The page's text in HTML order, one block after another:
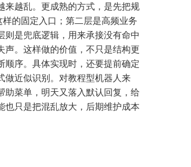
来越乱。更成熟的方式，是先把规
样的固定入口；第二层是高频业务
是兜底逻辑，用来承接没有命中
声。这样做的价值，不只是结构更
顺序。具体实现时，还要提前确定
做近似识别。对教程型机器人来
助菜单，明天又落入默认回复，给
也只是把混乱放大，后期维护成本